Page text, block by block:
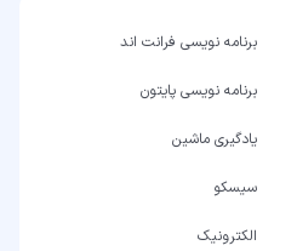
برنامه نویسی فرانت اند
برنامه نویسی پایتون
یادگیری ماشین
سیسکو
الکترونیک